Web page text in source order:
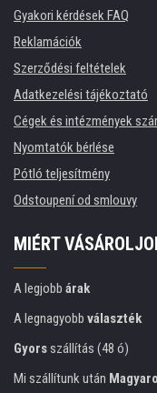
Gyakori kérdések FAQ
Reklamációk
Szerződési feltételek
Adatkezelési tájékoztató
Cégek és intézmények
Nyomtatók bérlése
Pótló teljesítmény
Odstoupení od smlouvy
MIÉRT
A legjobb árak
A legnagyobb választék
Gyorsszállítás (48 ó)
Mi szállítunk után